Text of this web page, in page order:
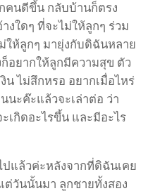
คนดีขึ้น กลับบ้านก็ตรง
งใดๆ ที่จะไม่ให้ลูกๆ ร่วม
ให้ลูกๆ มายุ่งกับดิฉันหลาย
อยากให้ลูกมีความสุข ตัว
น ไม่สึกหรอ อยากเมื่อไหร่
นะค๊ะแล้วจะเล่าต่อ ว่า
เกิดอะไรขึ้น และมีอะไร
ปแล้วค่ะหลังจากที่ดิฉันเคย
ต่วันนั้นมา ลูกชายทั้งสอง